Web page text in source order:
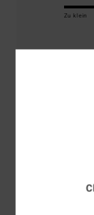
Zu klein